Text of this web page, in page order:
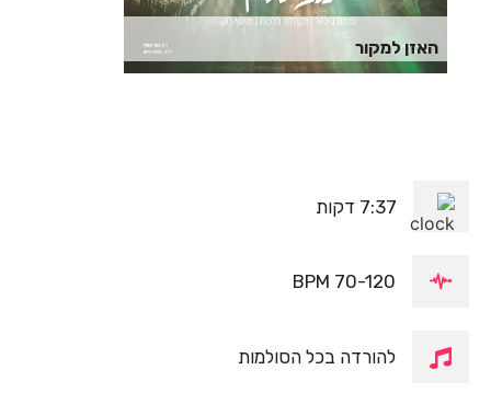
האזן למקור
7:37 דקות
70-120 BPM
להורדה בכל הסולמות